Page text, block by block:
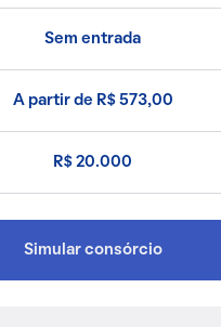
Sem entrada
A partir de R$ 573,00
R$ 20.000
Simular consórcio